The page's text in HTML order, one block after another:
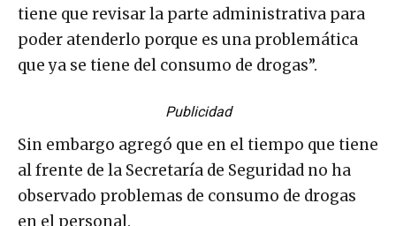
tiene que revisar la parte administrativa para
poder atenderlo porque es una problemática
que ya se tiene del consumo de drogas”.
Publicidad
Sin embargo agregó que en el tiempo que tiene
al frente de la Secretaría de Seguridad no ha
observado problemas de consumo de drogas
en el personal.